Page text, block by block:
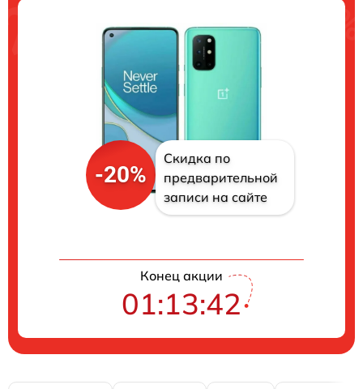
-20%
Скидка по
предварительной
записи на сайте
Конец акции
01:13:41